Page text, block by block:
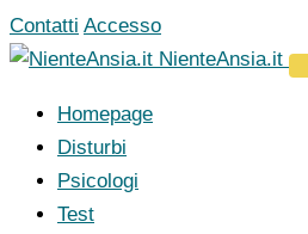
Vai
al
Contatti Accesso
NienteAnsia.it
Homepage
Disturbi
Psicologi
Test